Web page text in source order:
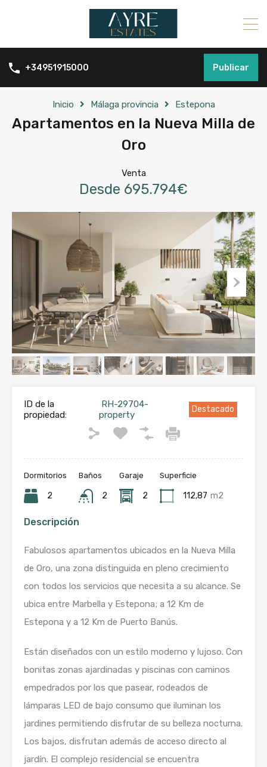
+34951915000 Publicar
Inicio Málaga provincia Estepona
Apartamentos en la Nueva Milla de
Oro
Venta
Desde 695.794€
ID de la
propiedad:
RH-29704-
property
Destacado
Dormitorios
2
Baños
2
Garaje
2
Superficie
112,87 m2
Descripción
Fabulosos apartamentos ubicados en la Nueva Milla
de Oro, una zona distinguida en pleno crecimiento
con todos los servicios que necesita a su alcance. Se
ubica entre Marbella y Estepona; a 12 Km de
Estepona y a 12 Km de Puerto Banús.
Están diseñados con un estilo moderno y lujoso. Con
bonitas zonas ajardinadas y piscinas con caminos
empedrados por los que pasear, rodeados de
lámparas LED de bajo consumo que iluminan los
jardines permitiendo disfrutar de su belleza nocturna.
Los bajos, disfrutan además de acceso directo al
jardín. El complejo residencial se encuentra